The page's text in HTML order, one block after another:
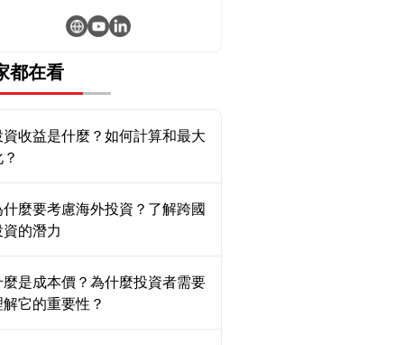
都在看
資收益是什麼？如何計算和最大
什麼要考慮海外投資？了解跨國
資的潛力
麼是成本價？為什麼投資者需要
解它的重要性？